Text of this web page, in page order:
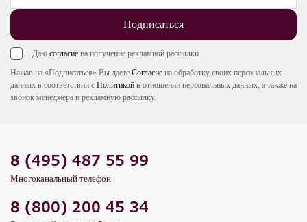
Подписаться
Даю согласие на получение рекламной рассылки
Нажав на «Подписаться» Вы даете Согласие на обработку своих персональных
данных в соответствии с Политикой в отношении персональных данных, а также на
звонок менеджера и рекламную рассылку.
8 (495) 487 55 99
Многоканальный телефон
8 (800) 200 45 34